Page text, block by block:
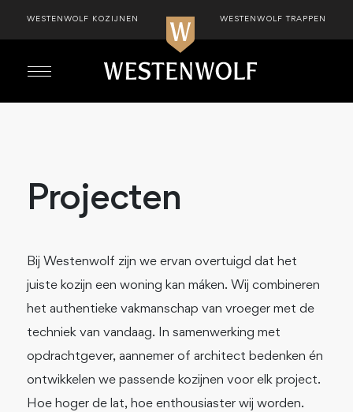
WESTENWOLF KOZIJNEN WESTENWOLF TRAPPEN
Projecten
Bij Westenwolf zijn we ervan overtuigd dat het
juiste kozijn een woning kan máken. Wij combineren
het authentieke vakmanschap van vroeger met de
techniek van vandaag. In samenwerking met
opdrachtgever, aannemer of architect bedenken én
ontwikkelen we passende kozijnen voor elk project.
Hoe hoger de lat, hoe enthousiaster wij worden.